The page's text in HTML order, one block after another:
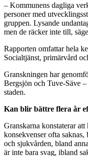
– Kommunens dagliga
personer med
gruppen. Lysande
men de räcker inte till,
Rapporten omfattar hela
Socialtjänst, primärvård
Granskningen har
Bergsjön och Tuve-Säve
staden.
Kan blir bättre flera år
Granskarna konstaterar
konsekvenser ofta
och sjukvården, bland
är inte bara svag, ibland